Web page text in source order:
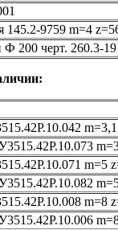
145.2-9759 m=4
200 черт. 260.3-
m=5
m=8